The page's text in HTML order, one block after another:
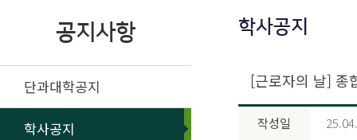
공지사항
단과대학공지
학사공지
학사공지
[근로자의 날] 종
작성일